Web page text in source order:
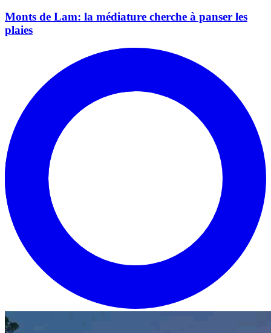
Monts de Lam: la médiature cherche à panser les
plaies